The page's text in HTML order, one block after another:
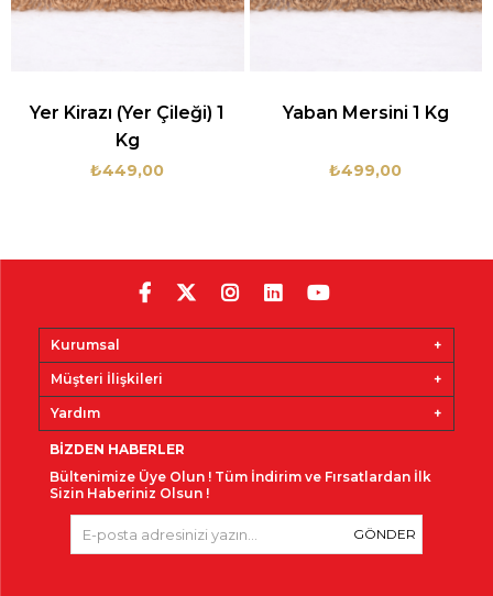
Yer Kirazı (Yer Çileği) 1
Kg
₺449,00
Yaban Mersini 1 Kg
₺499,00
Kurumsal
Müşteri İlişkileri
Yardım
BIZDEN HABERLER
Bültenimize Üye Olun ! Tüm İndirim ve Fırsatlardan İlk
Sizin Haberiniz Olsun !
GÖNDER